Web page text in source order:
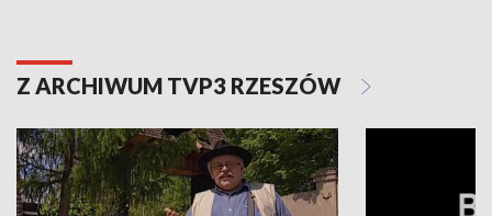
Z ARCHIWUM TVP3 RZESZÓW